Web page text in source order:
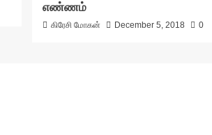
எண்ணம்
கிரேசி மோகன் December 5, 2018 0